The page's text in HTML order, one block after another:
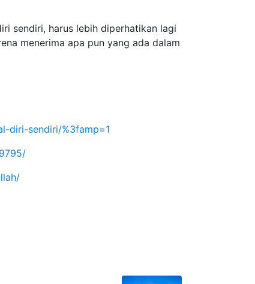
sendiri, harus lebih diperhatikan lagi
menerima apa pun yang ada dalam
diri-sendiri/%3famp=1